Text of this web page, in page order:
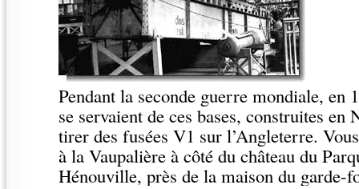
Pendant la seconde guerre mondiale, en
se servaient de ces bases, construites en
tirer des fusées V1 sur l’Angleterre.
à la Vaupalière à côté du château du
Hénouville, près de la maison du garde-